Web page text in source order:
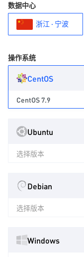
数据中心
浙江 · 宁波
操作系统
CentOS
CentOS 7.9
Ubuntu
选择版本
Debian
选择版本
Windows